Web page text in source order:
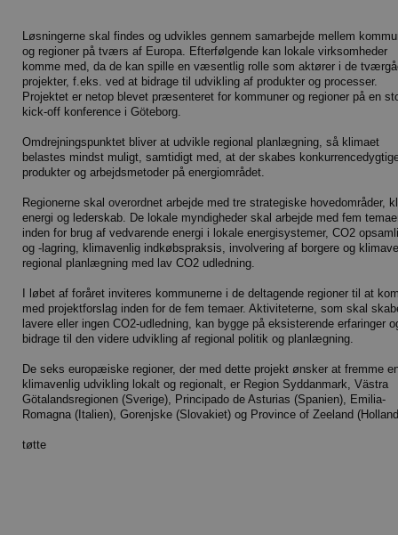
Løsningerne skal findes og udvikles gennem samarbejde mellem
og regioner på tværs af Europa. Efterfølgende kan lokale virksomheder
komme med, da de kan spille en væsentlig rolle som aktører i de
projekter, f.eks. ved at bidrage til udvikling af produkter og processer.
Projektet er netop blevet præsenteret for kommuner og regioner på en
kick-off konference i Göteborg.
Omdrejningspunktet bliver at udvikle regional planlægning, så klimaet
belastes mindst muligt, samtidigt med, at der skabes
produkter og arbejdsmetoder på energiområdet.
Regionerne skal overordnet arbejde med tre strategiske hovedområder,
energi og lederskab. De lokale myndigheder skal arbejde med fem
inden for brug af vedvarende energi i lokale energisystemer, CO2
og -lagring, klimavenlig indkøbspraksis, involvering af borgere og
regional planlægning med lav CO2 udledning.
I løbet af foråret inviteres kommunerne i de deltagende regioner til at
med projektforslag inden for de fem temaer. Aktiviteterne, som skal
lavere eller ingen CO2-udledning, kan bygge på eksisterende erfaringer
bidrage til den videre udvikling af regional politik og planlægning.
De seks europæiske regioner, der med dette projekt ønsker at fremme
klimavenlig udvikling lokalt og regionalt, er Region Syddanmark, Västra
Götalandsregionen (Sverige), Principado de Asturias (Spanien), Emilia-
Romagna (Italien), Gorenjske (Slovakiet) og Province of Zeeland
tøtte